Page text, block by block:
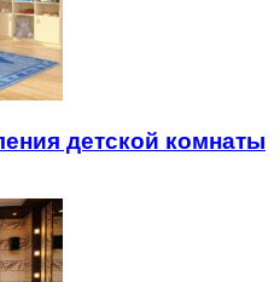
детской комнаты